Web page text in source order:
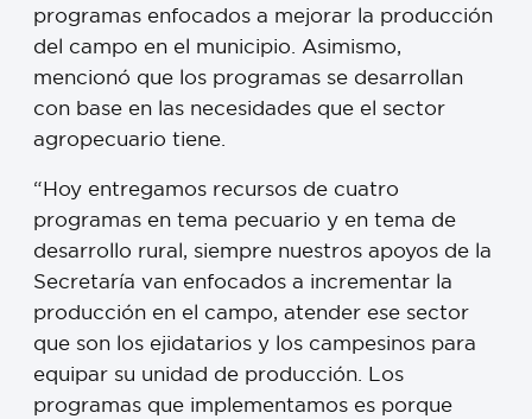
programas enfocados a mejorar la producción
del campo en el municipio. Asimismo,
mencionó que los programas se desarrollan
con base en las necesidades que el sector
agropecuario tiene.
“Hoy entregamos recursos de cuatro
programas en tema pecuario y en tema de
desarrollo rural, siempre nuestros apoyos de la
Secretaría van enfocados a incrementar la
producción en el campo, atender ese sector
que son los ejidatarios y los campesinos para
equipar su unidad de producción. Los
programas que implementamos es porque